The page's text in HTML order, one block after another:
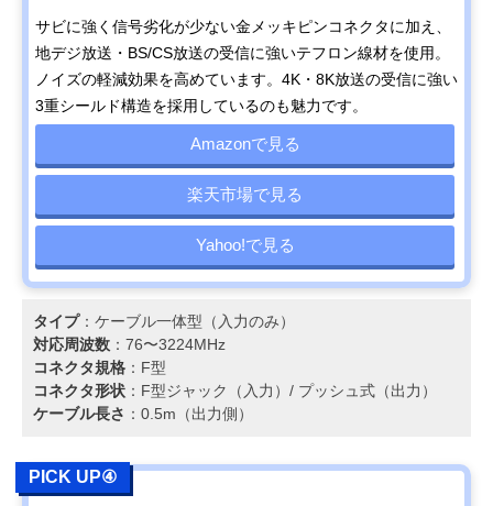
サビに強く信号劣化が少ない金メッキピンコネクタに加え、
地デジ放送・BS/CS放送の受信に強いテフロン線材を使用。
ノイズの軽減効果を高めています。4K・8K放送の受信に強い
3重シールド構造を採用しているのも魅力です。
Amazonで見る
楽天市場で見る
Yahoo!で見る
タイプ：ケーブル一体型（入力のみ）
対応周波数 ：76〜3224MHz
コネクタ規格 ：F型
コネクタ形状 ：F型ジャック（入力）/ プッシュ式（出力）
ケーブル長さ ：0.5m（出力側）
PICK UP④